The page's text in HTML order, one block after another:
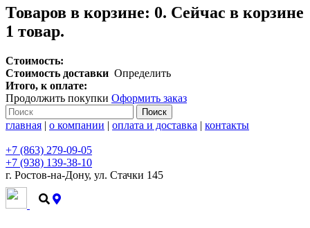
Товаров в корзине: 0. Сейчас в корзине
1 товар.
Стоимость:
Стоимость доставки Определить
Итого, к оплате:
Продолжить покупки Оформить заказ
Поиск
главная | о компании | оплата и доставка | контакты
+7 (863) 279-09-05
+7 (938) 139-38-10
г. Ростов-на-Дону, ул. Стачки 145